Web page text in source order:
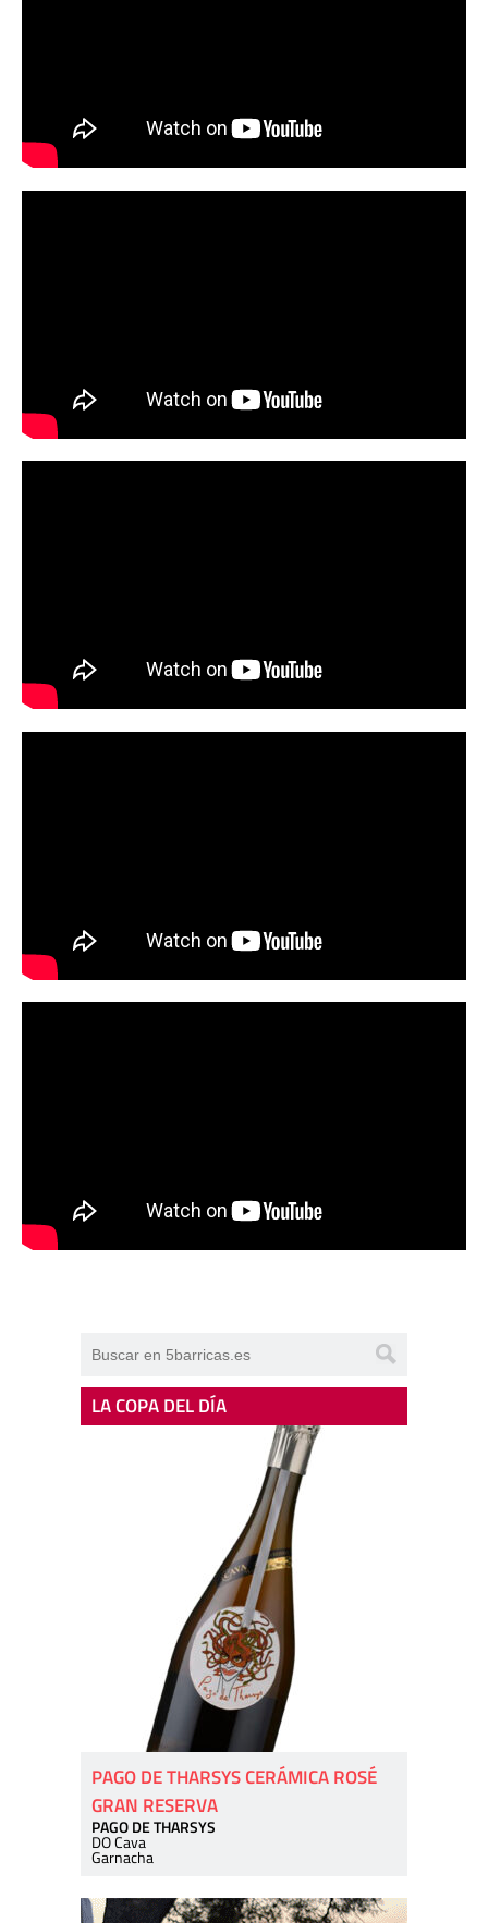
LA COPA DEL DÍA
PAGO DE THARSYS CERÁMICA ROSÉ
GRAN RESERVA
PAGO DE THARSYS
DO Cava
Garnacha